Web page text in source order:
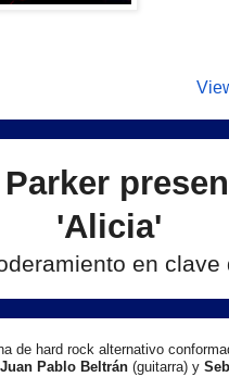
'Alicia'
en
de hard rock alternativo
Juan Pablo Beltrán (guitarra) y